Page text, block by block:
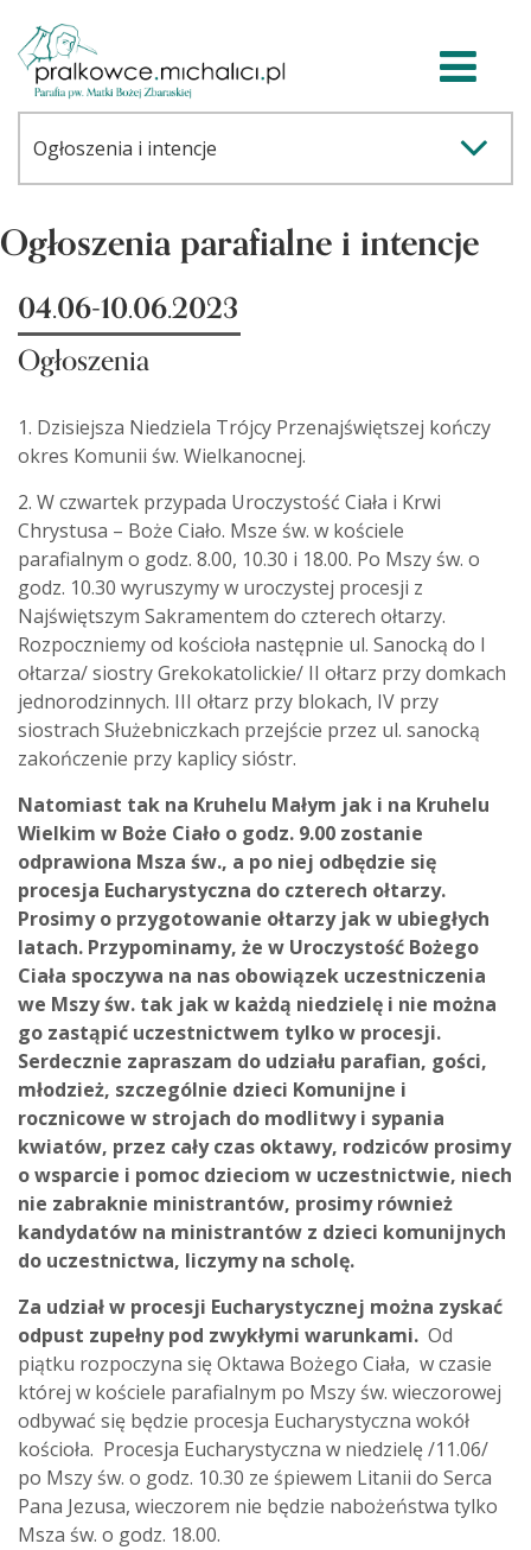
Ogłoszenia parafialne i intencje
04.06-10.06.2023
Ogłoszenia
1. Dzisiejsza Niedziela Trójcy Przenajświętszej kończy
okres Komunii św. Wielkanocnej.
2. W czwartek przypada Uroczystość Ciała i Krwi
Chrystusa – Boże Ciało. Msze św. w kościele
parafialnym o godz. 8.00, 10.30 i 18.00. Po Mszy św. o
godz. 10.30 wyruszymy w uroczystej procesji z
Najświętszym Sakramentem do czterech ołtarzy.
Rozpoczniemy od kościoła następnie ul. Sanocką do I
ołtarza/ siostry Grekokatolickie/ II ołtarz przy domkach
jednorodzinnych. III ołtarz przy blokach, IV przy
siostrach Służebniczkach przejście przez ul. sanocką
zakończenie przy kaplicy sióstr.
Natomiast tak na Kruhelu Małym jak i na Kruhelu
Wielkim w Boże Ciało o godz. 9.00 zostanie
odprawiona Msza św., a po niej odbędzie się
procesja Eucharystyczna do czterech ołtarzy.
Prosimy o przygotowanie ołtarzy jak w ubiegłych
latach. Przypominamy, że w Uroczystość Bożego
Ciała spoczywa na nas obowiązek uczestniczenia
we Mszy św. tak jak w każdą niedzielę i nie można
go zastąpić uczestnictwem tylko w procesji.
Serdecznie zapraszam do udziału parafian, gości,
młodzież, szczególnie dzieci Komunijne i
rocznicowe w strojach do modlitwy i sypania
kwiatów, przez cały czas oktawy, rodziców prosimy
o wsparcie i pomoc dzieciom w uczestnictwie, niech
nie zabraknie ministrantów, prosimy również
kandydatów na ministrantów z dzieci komunijnych
do uczestnictwa, liczymy na scholę.
Za udział w procesji Eucharystycznej można zyskać
odpust zupełny pod zwykłymi warunkami. Od
piątku rozpoczyna się Oktawa Bożego Ciała, w czasie
której w kościele parafialnym po Mszy św. wieczorowej
odbywać się będzie procesja Eucharystyczna wokół
kościoła. Procesja Eucharystyczna w niedzielę /11.06/
po Mszy św. o godz. 10.30 ze śpiewem Litanii do Serca
Pana Jezusa, wieczorem nie będzie nabożeństwa tylko
Msza św. o godz. 18.00.